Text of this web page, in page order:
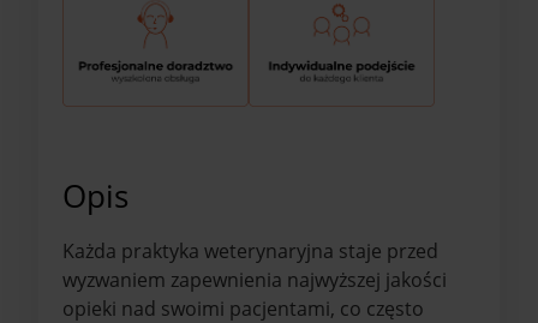
Opis
Każda praktyka weterynaryjna staje przed
wyzwaniem zapewnienia najwyższej jakości
opieki nad swoimi pacjentami, co często